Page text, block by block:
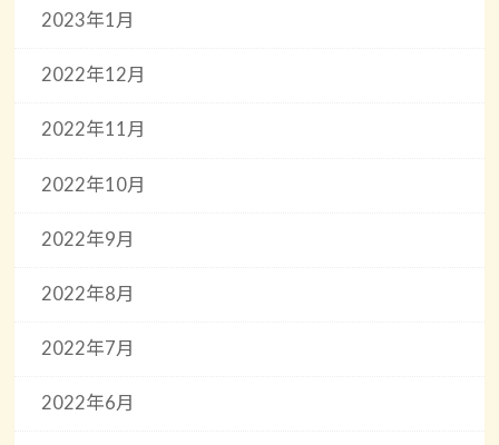
2023年1月
2022年12月
2022年11月
2022年10月
2022年9月
2022年8月
2022年7月
2022年6月